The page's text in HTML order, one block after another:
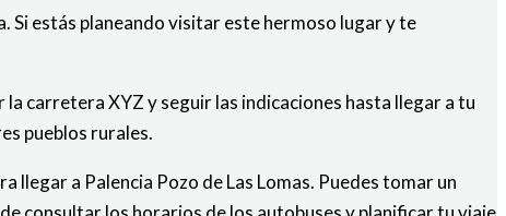
Si estás planeando visitar este hermoso lugar y te
la carretera XYZ y seguir las indicaciones hasta llegar a tu
pueblos rurales.
llegar a Palencia Pozo de Las Lomas. Puedes tomar un